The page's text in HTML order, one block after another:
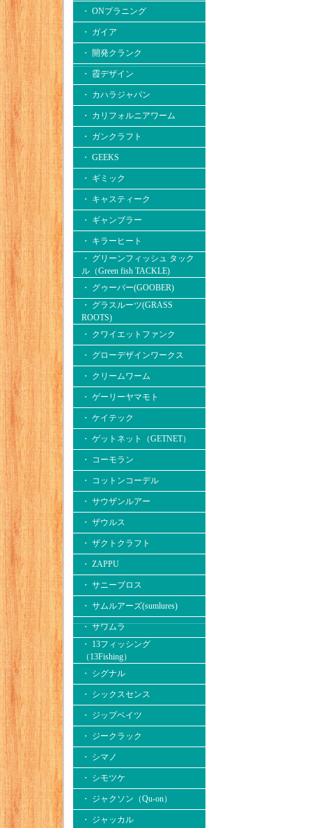
・ ONプラニング
・ ガイア
・ 開発クランク
・ 霞デザイン
・ カハラジャパン
・ カリフォルニアワーム
・ ガンクラフト
・ GEEKS
・ ギミック
・ キャスティーク
・ ギャンブラー
・ キラーヒート
・ グリーンフィッシュ タック
ル（Green fish TACKLE)
・ グゥーバー(GOOBER)
・ グラスルーツ(GRASS
ROOTS)
・ クワイエットファンク
・ グローデザインワークス
・ クリームワーム
・ ゲーリーヤマモト
・ ケイテック
・ ゲットネット（GETNET）
・ コーモラン
・ コットンコーデル
・ サウザンルアー
・ ザウルス
・ ザクトクラフト
・ ZAPPU
・ サニーブロス
・ サムルアーズ(sumlures)
・ サワムラ
・ 13フィッシング
（13Fishing）
・ シグナル
・ シックスセンス
・ ジップベイツ
・ ジークラック
・ シマノ
・ シモツケ
・ ジャクソン（Qu-on）
・ ジャッカル